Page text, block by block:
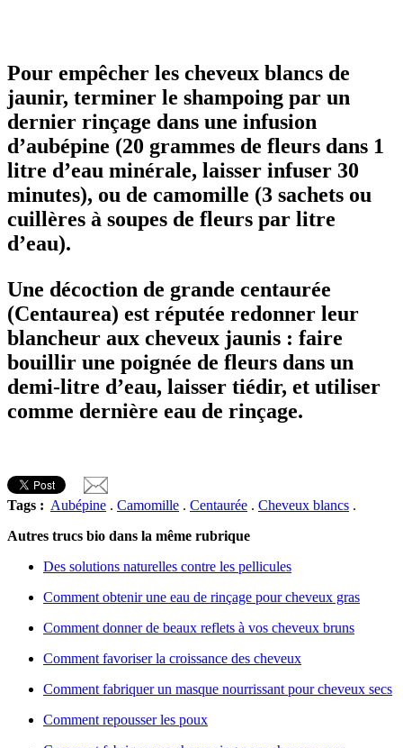
Pour empêcher les cheveux blancs de
jaunir, terminer le shampoing par un
dernier rinçage dans une infusion
d’aubépine (20 grammes de fleurs dans 1
litre d’eau minérale, laisser infuser 30
minutes), ou de camomille (3 sachets ou
cuillères à soupes de fleurs par litre
d’eau).
Une décoction de grande centaurée
(Centaurea) est réputée redonner leur
blancheur aux cheveux jaunis : faire
bouillir une poignée de fleurs dans un
demi-litre d’eau, laisser tiédir, et utiliser
comme dernière eau de rinçage.
Tags : Aubépine . Camomille . Centaurée . Cheveux blancs .
Autres trucs bio dans la même rubrique
Des solutions naturelles contre les pellicules
Comment obtenir une eau de rinçage pour cheveux gras
Comment donner de beaux reflets à vos cheveux bruns
Comment favoriser la croissance des cheveux
Comment fabriquer un masque nourrissant pour cheveux secs
Comment repousser les poux